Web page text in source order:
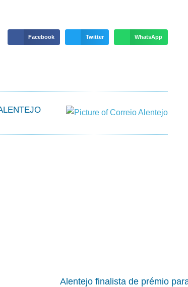
Facebook Twitter WhatsApp
Alentejo finalista de prémio